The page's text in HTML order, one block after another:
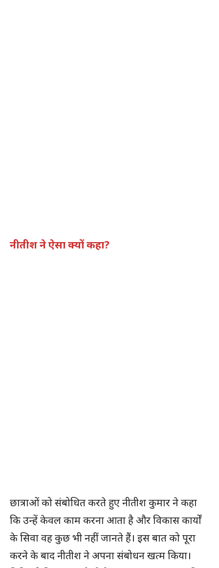
नीतीश ने ऐसा क्यों कहा?
छात्राओं को संबोधित करते हुए नीतीश कुमार ने कहा
कि उन्हें केवल काम करना आता है और विकास कार्यों
के सिवा वह कुछ भी नहीं जानते हैं। इस बात को पूरा
करने के बाद नीतीश ने अपना संबोधन खत्म किया।